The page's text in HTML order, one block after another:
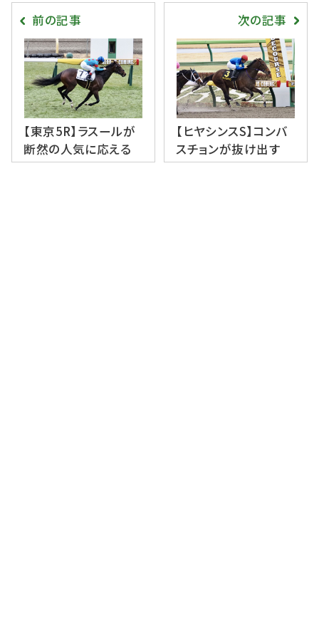
前の記事
【東京5R】ラスールが
断然の人気に応える
次の記事
【ヒヤシンスS】コンバ
スチョンが抜け出す